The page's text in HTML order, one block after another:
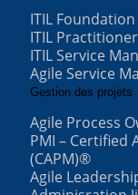
ITIL Foundation
ITIL Practitioner
ITIL Service
Agile Service
Gestion des projets
Agile Process
PMI – Certified
(CAPM)®
Agile